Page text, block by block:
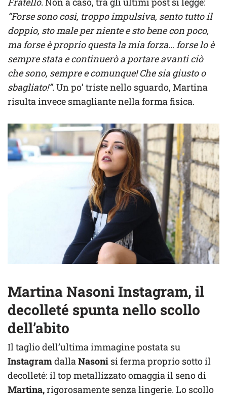
“Forse sono così, troppo impulsiva, sento tutto il
doppio, sto male per niente e sto bene con poco,
ma forse è proprio questa la mia forza… forse lo è
sempre stata e continuerò a portare avanti ciò
che sono, sempre e comunque! Che sia giusto o
sbagliato!”.Un po’ triste nello sguardo, Martina
risulta invece smagliante nella forma fisica.
Martina Nasoni Instagram, il
decolleté spunta nello scollo
dell’abito
Il taglio dell’ultima immagine postata su
Instagramdalla Nasoni si ferma proprio sotto il
decolleté: il top metallizzato omaggia il seno di
Martina,rigorosamente senza lingerie. Lo scollo